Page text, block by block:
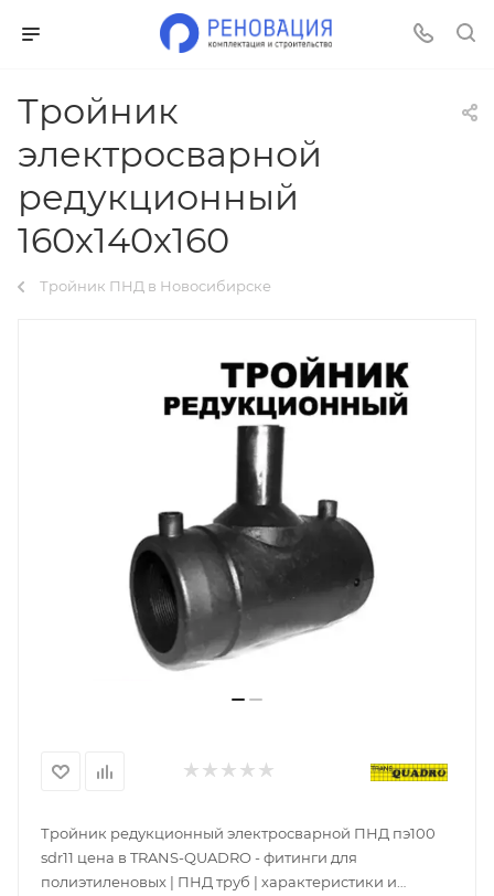
Тройник
электросварной
редукционный
160х140х160
Тройник ПНД в Новосибирске
Тройник редукционный электросварной ПНД пэ100
sdr11 цена в TRANS-QUADRO - фитинги для
полиэтиленовых | ПНД труб | характеристики и